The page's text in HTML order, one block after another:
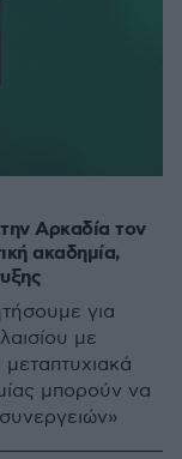
Αρκαδία τον
ακαδημία,
για
με
μπορούν να